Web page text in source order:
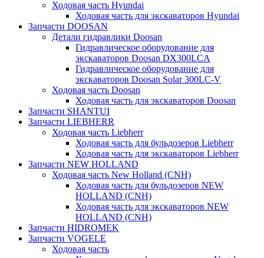
Ходовая часть Hyundai
Ходовая часть для экскаваторов Hyundai
Запчасти DOOSAN
Детали гидравлики Doosan
Гидравлическое оборудование для
экскаваторов Doosan DX300LCA
Гидравлическое оборудование для
экскаваторов Doosan Solar 300LC-V
Ходовая часть Doosan
Ходовая часть для экскаваторов Doosan
Запчасти SHANTUI
Запчасти LIEBHERR
Ходовая часть Liebherr
Ходовая часть для бульдозеров Liebherr
Ходовая часть для экскаваторов Liebherr
Запчасти NEW HOLLAND
Ходовая часть New Holland (CNH)
Ходовая часть для бульдозеров NEW
HOLLAND (CNH)
Ходовая часть для экскаваторов NEW
HOLLAND (CNH)
Запчасти HIDROMEK
Запчасти VOGELE
Ходовая часть